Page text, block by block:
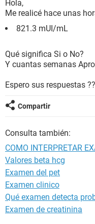
BIENESTAR
SEXUALIDAD
GLOSARIO
Hola,
Me realicé hace unas
821.3 mUI/mL
Qué significa Si o No?
Y cuantas semanas
Espero sus respuestas
Compartir
Consulta también:
COMO INTERPRETAR
Valores beta hcg
Examen del pet
Examen clinico
Qué examen detecta
Examen de creatinina